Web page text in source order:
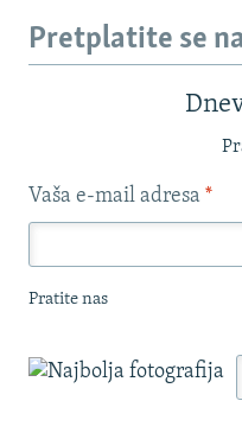
Pretplatite se
Vaša e-mail adresa *
Pratite nas